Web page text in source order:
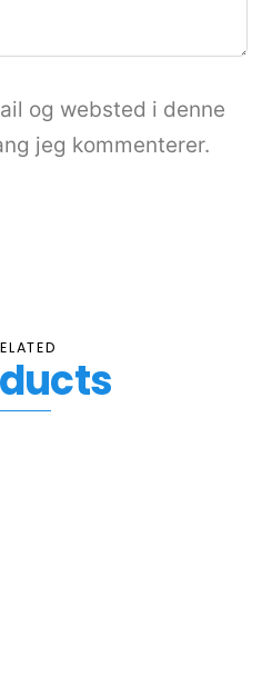
og websted i denne
jeg kommenterer.